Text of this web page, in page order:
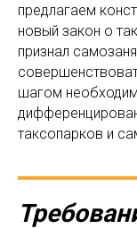
предлагаем
новый закон о
признал
шагом
таксопарков и